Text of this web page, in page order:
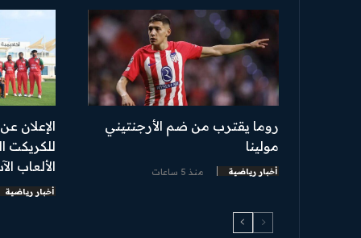
روما يقترب من ضم الأرجنتيني
مولينا
أخبار رياضية منذ 5 ساعات
الإعلان
للكريكت
الألعاب
أخبار رياضية